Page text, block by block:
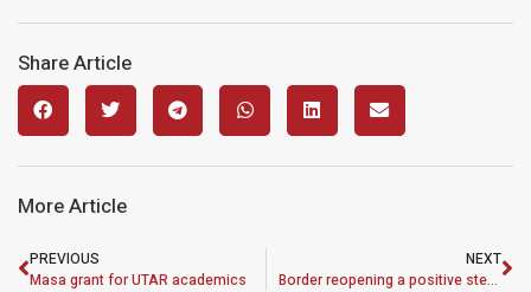
Share Article
More Article
PREVIOUS
Masa grant for UTAR academics
NEXT
Border reopening a positive step in Malaysia’s recovery process